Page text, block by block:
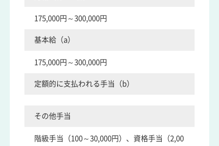
175,000円～300,000円
基本給（a）
175,000円～300,000円
定額的に支払われる手当（b）
その他手当
階級手当（100～30,000円）、資格手当（2,00